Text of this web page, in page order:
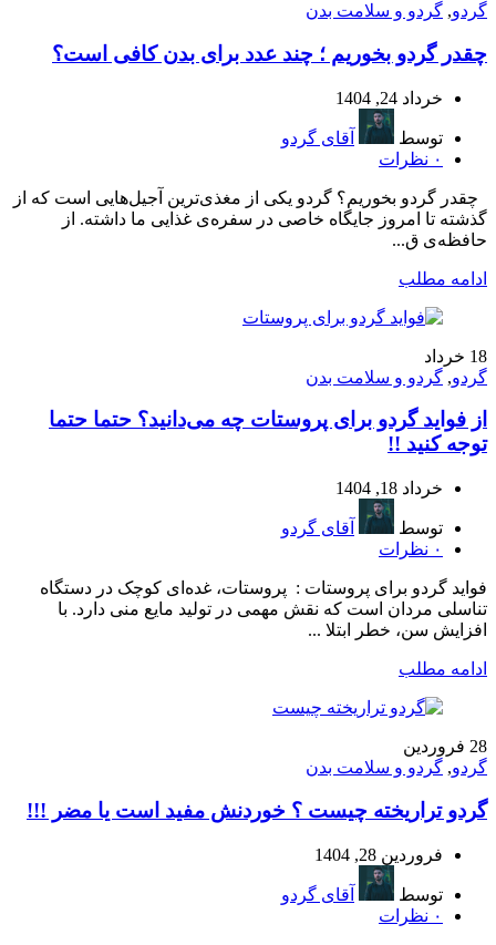
گردو, گردو و سلامت بدن
چقدر گردو بخوریم ؛ چند عدد برای بدن کافی است؟
خرداد 24, 1404
توسط
آقای گردو
۰ نظرات
چقدر گردو بخوریم؟ گردو یکی از مغذی‌ترین آجیل‌هایی است که از
گذشته تا امروز جایگاه خاصی در سفره‌ی غذایی ما داشته. از
حافظه‌ی ق...
ادامه مطلب
18 خرداد
گردو, گردو و سلامت بدن
از فواید گردو برای پروستات چه می‌دانید؟ حتما حتما
توجه کنید !!
خرداد 18, 1404
توسط
آقای گردو
۰ نظرات
فواید گردو برای پروستات : پروستات، غده‌ای کوچک در دستگاه
تناسلی مردان است که نقش مهمی در تولید مایع منی دارد. با
افزایش سن، خطر ابتلا ...
ادامه مطلب
28 فروردین
گردو, گردو و سلامت بدن
گردو تراریخته چیست ؟ خوردنش مفید است یا مضر !!!
فروردین 28, 1404
توسط
آقای گردو
۰ نظرات